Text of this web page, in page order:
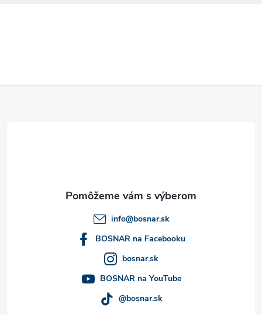
info@bosnar.sk
BOSNAR na Facebooku
bosnar.sk
BOSNAR na YouTube
@bosnar.sk